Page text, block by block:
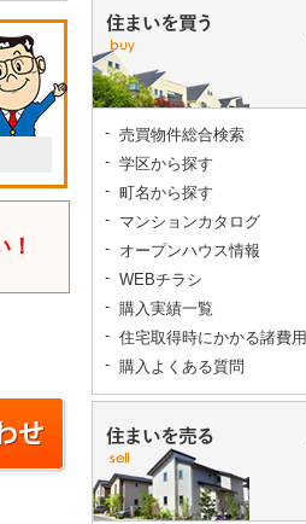
売買物件総合検索
学区から探す
町名から探す
マンションカタログ
オープンハウス情報
WEBチラシ
購入実績一覧
住宅取得時にかかる諸費用
購入よくある質問